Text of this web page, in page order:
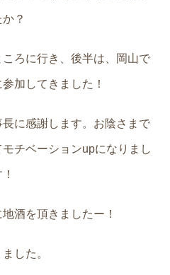
？
ろに行き、後半は、岡山で
加してきました！
に感謝します。お陰さまで
チベーションupになりまし
酒を頂きましたー！
した。